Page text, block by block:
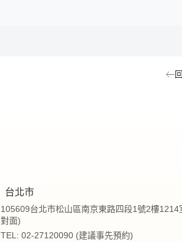
台北市
105609台北市松山區南京東路四段1號2樓1214
對面)
TEL: 02-27120090 (建議事先預約)